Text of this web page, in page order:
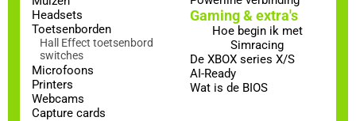
Headsets
Toetsenborden
Hall Effect toetsenbord
switches
Microfoons
Printers
Webcams
Capture cards
Gaming & extra's
Hoe begin ik met
Simracing
De XBOX series X/S
AI-Ready
Wat is de BIOS